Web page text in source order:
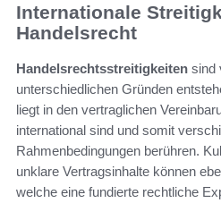
Internationale
Handelsrecht
Handelsrechtsstreitigkeiten sind
unterschiedlichen Gründen
liegt in den vertraglichen
international sind und somit
Rahmenbedingungen berühren.
unklare Vertragsinhalte können
welche eine fundierte rechtliche